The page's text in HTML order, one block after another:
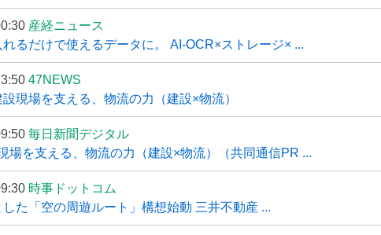
産経ニュース
るだけで使えるデータに。 AI-OCR×ストレージ× ...
47NEWS
設現場を支える、物流の力（建設×物流）
毎日新聞デジタル
場を支える、物流の力（建設×物流）（共同通信PR ...
時事ドットコム
た「空の周遊ルート」構想始動 三井不動産 ...